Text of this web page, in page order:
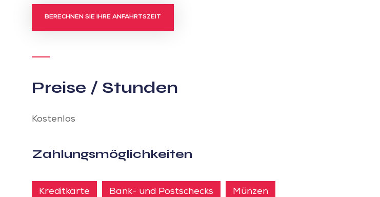
BERECHNEN SIE IHRE ANFAHRTSZEIT
Preise / Stunden
Kostenlos
Zahlungsmöglichkeiten
Kreditkarte Bank- und Postschecks Münzen